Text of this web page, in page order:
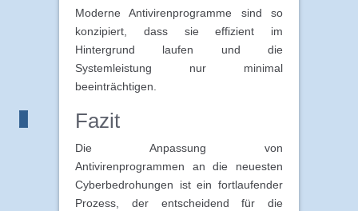
Moderne Antivirenprogramme sind so
konzipiert, dass sie effizient im
Hintergrund laufen und die
Systemleistung nur minimal
beeinträchtigen.
Fazit
Die Anpassung von
Antivirenprogrammen an die neuesten
Cyberbedrohungen ist ein fortlaufender
Prozess, der entscheidend für die